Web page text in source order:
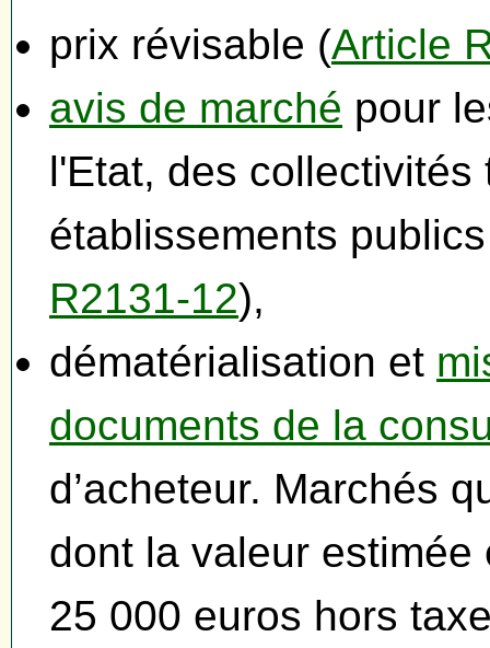
prix révisable (Article
avis de marché pour
l'Etat, des
établissements
R2131-12),
dématérialisation et
documents de la
d’acheteur. Marchés
dont la valeur
25 000 euros hors